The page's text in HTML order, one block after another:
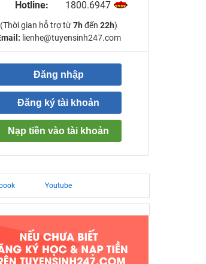
Hotline:
1800.6947
(Thời gian hỗ trợ từ7h đến 22h)
lienhe@tuyensinh247.com
Đăng nhập
Đăng ký tài khoản
Nạp tiền vào tài khoản
Youtube